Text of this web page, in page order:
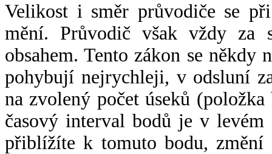
Velikost i směr průvodiče se
mění. Průvodič však vždy za
obsahem. Tento zákon se někdy
pohybují nejrychleji, v odsluní
na zvolený počet úseků
časový interval bodů je v
přiblížíte k tomuto bodu,